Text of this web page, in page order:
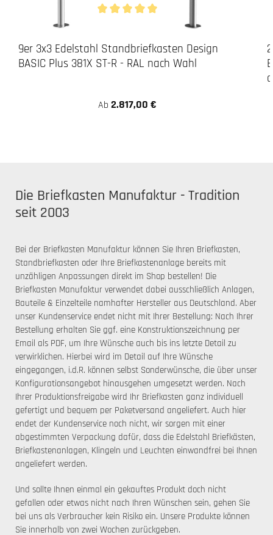
Durchschnittliche Bewertung von 5 von 5
9er 3x3 Edelstahl Standbriefkasten Design
BASIC Plus 381X ST-R - RAL nach Wahl
Ab 2.817,00 €
Die Briefkasten Manufaktur - Tradition
seit 2003
Bei der Briefkasten Manufaktur können Sie Ihren Briefkasten,
Standbriefkasten oder Ihre Briefkastenanlage bereits mit
unzähligen Anpassungen direkt im Shop bestellen! Die
Briefkasten Manufaktur verwendet dabei ausschließlich Anlagen,
Bauteile & Einzelteile namhafter Hersteller aus Deutschland. Aber
unser Kundenservice endet nicht mit Ihrer Bestellung: Nach Ihrer
Bestellung erhalten Sie ggf. eine Konstruktionszeichnung per
Email als PDF, um Ihre Wünsche auch bis ins letzte Detail zu
verwirklichen. Hierbei wird im Detail auf Ihre Wünsche
eingegangen, i.d.R. können selbst Sonderwünsche, die über unser
Konfigurationsangebot hinausgehen umgesetzt werden. Nach
Ihrer Produktionsfreigabe wird Ihr Briefkasten ganz individuell
gefertigt und bequem per Paketversand angeliefert. Auch hier
endet der Kundenservice noch nicht, wir sorgen mit einer
abgestimmten Verpackung dafür, dass die Edelstahl Briefkästen,
Briefkastenanlagen, Klingeln und Leuchten einwandfrei bei Ihnen
angeliefert werden.
Und sollte Ihnen einmal ein gekauftes Produkt doch nicht
gefallen oder etwas nicht nach Ihren Wünschen sein, gehen Sie
bei uns als Verbraucher kein Risiko ein. Unsere Produkte können
Sie innerhalb von zwei Wochen zurückgeben.